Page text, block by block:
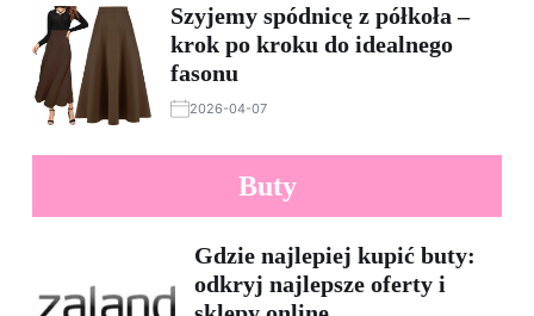
Szyjemy spódnicę z półkoła –
krok po kroku do idealnego
fasonu
2026-04-07
Buty
Gdzie najlepiej kupić buty:
odkryj najlepsze oferty i